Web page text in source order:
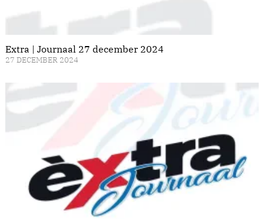
Extra | Journaal 27 december 2024
27 DECEMBER 2024